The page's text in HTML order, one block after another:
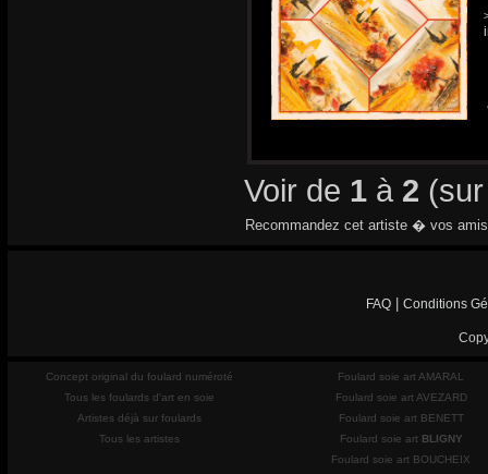
Voir de 1 à 2
Recommandez cet artiste � vos
FAQ Conditions
Concept original du foulard numéroté
Tous les foulards d'art en soie
Artistes déjà sur foulards
Tous les artistes
Foulard soie art AMARAL
Foulard soie art AVEZARD
Foulard soie art BENETT
Foulard soie art BLIGNY
Foulard soie art BOUCHEIX